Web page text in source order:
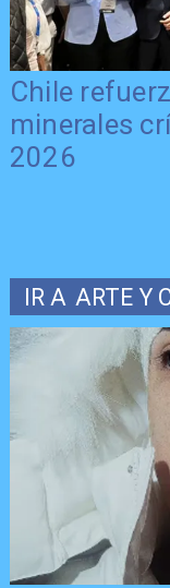
Chile
minerales
2026
IR A ARTE Y